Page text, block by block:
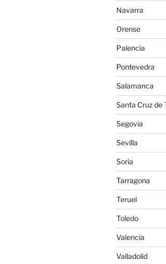
Navarra
Orense
Palencia
Pontevedra
Salamanca
Santa Cruz de
Segovia
Sevilla
Soria
Tarragona
Teruel
Toledo
Valencia
Valladolid